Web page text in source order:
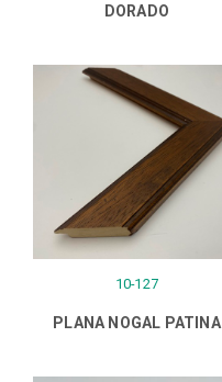
DORADO
10-127
PLANA NOGAL PATINA